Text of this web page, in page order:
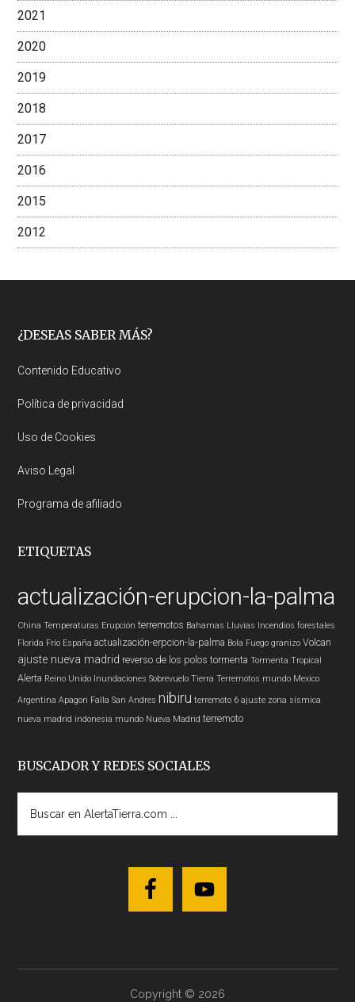
2021
2020
2019
2018
2017
2016
2015
2012
Footer
¿DESEAS SABER MÁS?
Contenido Educativo
Política de privacidad
Uso de Cookies
Aviso Legal
Programa de afiliado
ETIQUETAS
actualización-erupcion-la-palma
China Temperaturas Erupción terremotos Bahamas Lluvias Incendios forestales
Florida Frío España actualización-erpcion-la-palma Bola Fuego granizo Volcan
ajuste nueva madrid reverso de los polos tormenta Tormenta Tropical
Alerta Reino Unido Inundaciones Sobrevuelo Tierra Terremotos mundo Mexico
Argentina Apagon Falla San Andres nibiru terremoto 6 ajuste zona sísmica
nueva madrid indonesia mundo Nueva Madrid terremoto
BUSCADOR Y REDES SOCIALES
AlertaTierra.com
Copyright © 2026